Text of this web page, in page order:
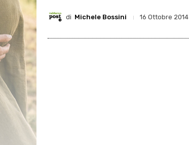
di Michele Bossini 16 Ottobre 2014